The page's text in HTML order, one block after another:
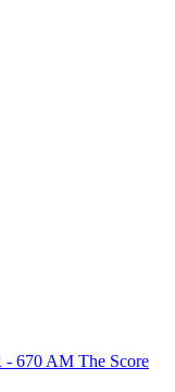
- 670 AM The Score